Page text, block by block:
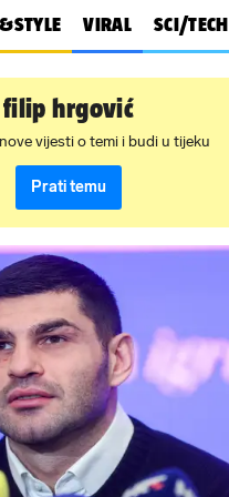
VIRAL SCI/TECH
filip hrgović
vijesti o temi i budi u tijeku
Prati temu